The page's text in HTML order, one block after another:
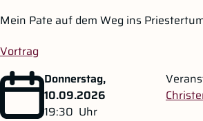
Mein Pate auf dem Weg ins
Vortrag
Donnerstag,
10.09.2026
19:30 Uhr